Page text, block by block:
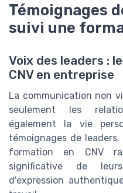
Témoignages
suivi une
Voix des leaders :
CNV en entreprise
La communication non
seulement les
également la vie
témoignages de
formation en CNV
significative de
d'expression